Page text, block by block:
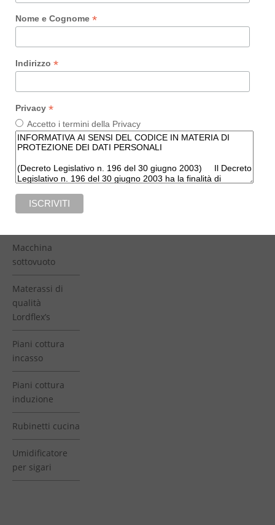
cucina
Lavasciuga
incasso
Lavatrici incasso
Lavatrici
Lavelli incasso
Macchina caffè
Macchina
sottovuoto
Materassi di
qualità
Lordflex’s
Piani cottura
incasso
Piani cottura
induzione
Rubinetti cucina
Umidificatore
per sigari
Nome e Cognome *
Indirizzo *
Privacy *
Accetto i termini della Privacy